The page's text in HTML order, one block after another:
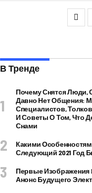
В Тренде
Почему Снятся Люди,
Давно Нет Общения:
Специалистов,
И Советы О Том, Что
Снами
Какими
Следующий 2021 Год
Первые Изображения
Анонс Будущего